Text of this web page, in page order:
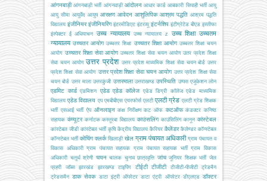
आंगनबाड़ी आंगनबाड़ी भर्ती आंगनवाड़ी आंदोलन आधार कार्ड आबकारी सिपाही भर्ती आयु
आयु सीमा आयुर्वेद आयुष आरक्षण आवेदन आशुलिपिक आश्रम पद्धति आश्रम पद्धति
विद्यालय इंजीनियर इंजीनियरिंग इंटरमीडिएट इंटरव्यू इंटर्नशिप इंटीग्रेटेड बीएड इस्तीफा
इंस्पेक्टर ई अधियाचन उच्च न्यायालय उच्च न्यायालय z उच्च शिक्षा उच्चतम
न्यायालय उच्चतर आयोग उच्चतर शिक्षा उच्चतर शिक्षा आयोग उच्चतर शिक्षा चयन
आयोग उच्चतर शिक्षा सेवा आयोग उच्चतर शिक्षा सेवा चयन आयोग उतर प्रदेश शिक्षा
सेवा चयन आयोग उत्तर प्रदेश उत्तर प्रदेश माध्यमिक शिक्षा सेवा चयन बोर्ड उत्तर
प्रदेश शिक्षा सेवा आयोग उत्तर प्रदेश शिक्षा सेवा चयन आयोग उत्तर प्रदेश शिक्षा सेवा
चयन बोर्ड उत्तर माला उत्तरकुंजी उत्तरमाला उत्तराखण्ड उपस्थिति उप्पस एजूकेशन लोन
एडमिट कार्ड एडमिशन एडेड एडेड कॉलेज एडेड डिग्री कॉलेज एडेड माध्यमिक
विद्यालय एडेड विद्यालय एप एमबीबीएस एयरफोर्स एलटी एलटी ग्रेड एलटी ग्रेड शिक्षक
भर्ती एसआई भर्ती ऐप ऑनलाइन कक्ष निरीक्षण कट ऑफ कटऑफ कंडक्टर कनिष्ठ
सहायक कंप्यूटर कर्नाटक कस्तूरबा विद्यालय काउंसलिंग काउंसिलिंग कानून कांस्टेबल
कांस्टेबल जीडी कांस्टेबल भर्ती कृषि केंद्रीय विद्यालय कैरियर कैलेंडर कैलेण्डर कॉन्स्टेबल
कॉन्स्टेबल भर्ती कोचिंग क्लर्क खिलाड़ी खेल ग्राम पंचायत अधिकारी ग्राम पंचायत व
विकास अधिकारी ग्राम पंचायत सहायक ग्राम पंचायत सहायक भर्ती ग्राम विकास
अधिकारी चतुर्थ श्रेणी चयन चालक चुनाव छात्रवृत्ति जांच जूनियर शिक्षक भर्ती जेल
प्रहरी
जॉब्स झारखंड झारखण्ड टाइपिंग टीईटी टीजीटी टीजीटी-पीजीटी
ट्रेडमैन
ट्रेडसमैन डाक सेवक डाटा इंट्री ऑपरेटर डाटा एंट्री ऑपरेटर डीएलएड डॉक्टर